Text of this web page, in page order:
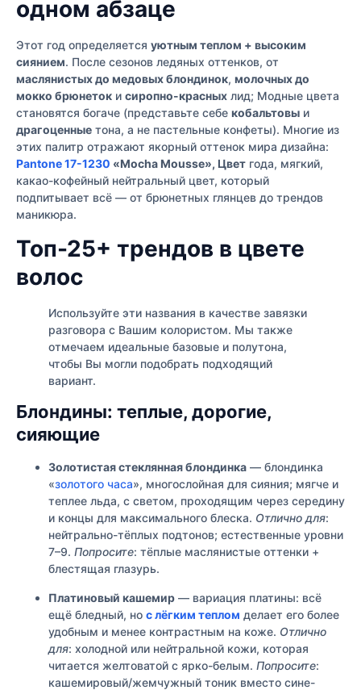
одном абзаце
Этот год определяется уютным теплом + высоким
сиянием. После сезонов ледяных оттенков, от
маслянистых до медовых блондинок, молочных до
мокко брюнеток и сиропно-красных лид; Модные цвета
становятся богаче (представьте себе кобальтовы и
драгоценные тона, а не пастельные конфеты). Многие из
этих палитр отражают якорный оттенок мира дизайна:
Pantone 17-1230 «Mocha Mousse», Цвет года, мягкий,
какао-кофейный нейтральный цвет, который
подпитывает всё — от брюнетных глянцев до трендов
маникюра.
Топ-25+ трендов в цвете
волос
Используйте эти названия в качестве завязки
разговора с Вашим колористом. Мы также
отмечаем идеальные базовые и полутона,
чтобы Вы могли подобрать подходящий
вариант.
Блондины: теплые, дорогие,
сияющие
Золотистая стеклянная блондинка — блондинка
«золотого часа», многослойная для сияния; мягче и
теплее льда, с светом, проходящим через середину
и концы для максимального блеска. Отлично для:
нейтрально-тёплых подтонов; естественные уровни
7–9. Попросите: тёплые маслянистые оттенки +
блестящая глазурь.
Платиновый кашемир — вариация платины: всё
ещё бледный, но с лёгким теплом делает его более
удобным и менее контрастным на коже. Отлично
для: холодной или нейтральной кожи, которая
читается желтоватой с ярко-белым. Попросите:
кашемировый/жемчужный тоник вместо сине-